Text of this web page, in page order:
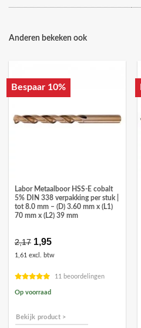
Anderen bekeken ook
Bespaar 10%
Labor Metaalboor HSS-E cobalt
5% DIN 338 verpakking per stuk |
tot 8.0 mm – (D) 3.60 mm x (L1)
70 mm x (L2) 39 mm
2,17 Oorspronkelijke
prijs
was:
1,95Huidige
is:
1,61 excl. btw
11 beoordelingen
Op voorraad
Bekijk product >